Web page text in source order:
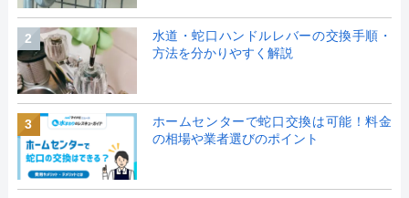
2
水道・蛇口ハンドルレバーの交換手順・
方法を分かりやすく解説
3
ホームセンターで蛇口交換は可能！料金
の相場や業者選びのポイント